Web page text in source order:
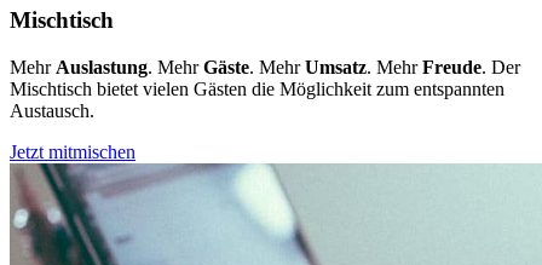
Mischtisch
Mehr Auslastung. MehrGäste. MehrUmsatz. MehrFreude. Der
Mischtisch bietet vielen Gästen die Möglichkeit zum entspannten
Austausch.
Jetzt mitmischen